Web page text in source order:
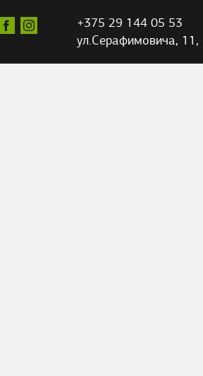
+375 29 144 05 53
ул.Серафимовича, 11,